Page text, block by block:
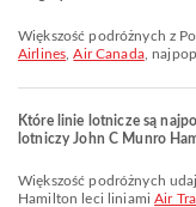
Większość podróżnych z
Airlines ,Air Canada,
Które linie lotnicze są
lotniczy John C Munro
Większość podróżnych udających się do Port lotniczy John C Munro
Hamilton leci liniamiAir